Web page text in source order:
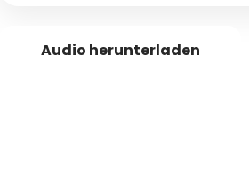
Audio herunterladen